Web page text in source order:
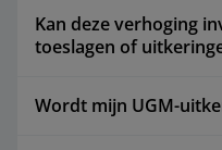
Kan deze verhoging
toeslagen of
Wordt mijn UGM-